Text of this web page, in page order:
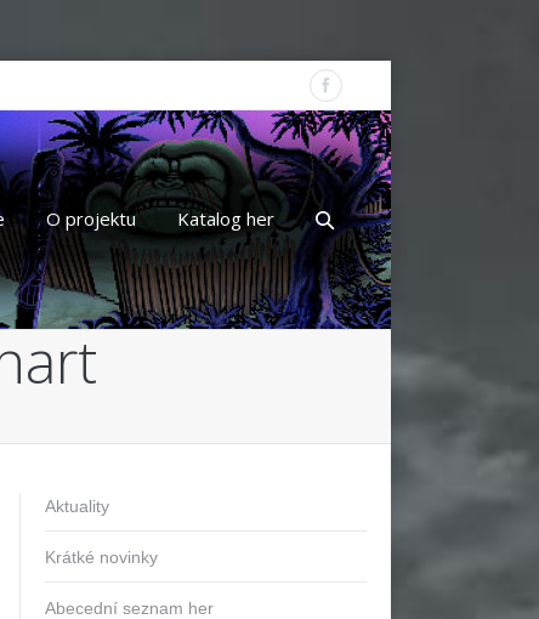
O projektu Katalog her
Aktuality
Krátké novinky
Abecední seznam her